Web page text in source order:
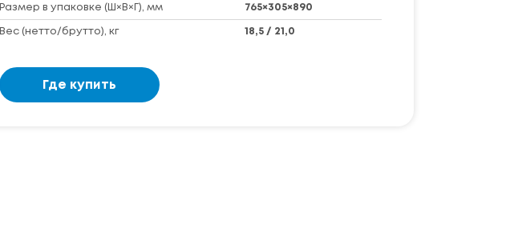
Размер в упаковке (Ш×В×Г), мм 765×305×890
Вес (нетто/брутто), кг 18,5 / 21,0
Где купить